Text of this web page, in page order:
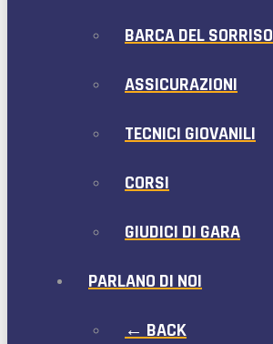
BARCA DEL SORRISO
ASSICURAZIONI
TECNICI GIOVANILI
CORSI
GIUDICI DI GARA
PARLANO DI NOI
← BACK